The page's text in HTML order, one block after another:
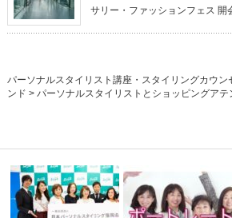
サリー・ファッションフェス 開
パーソナルスタイリスト講座・スタイリングカウン
ンド > パーソナルスタイリストとショッピングアテ